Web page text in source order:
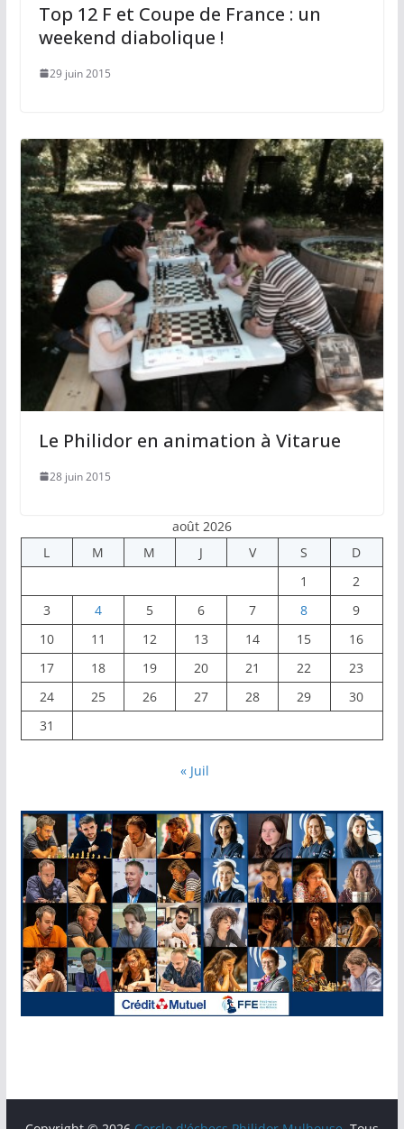
Top 12 F et Coupe de France : un
weekend diabolique !
29 juin 2015
Le Philidor en animation à Vitarue
28 juin 2015
août 2026
L
M M J V S
D
1
2
3
4 5 6 7 8
9
10
11 12 13 14 15
16
17
18 19 20 21 22
23
24
25 26 27 28 29
30
31
« Juil